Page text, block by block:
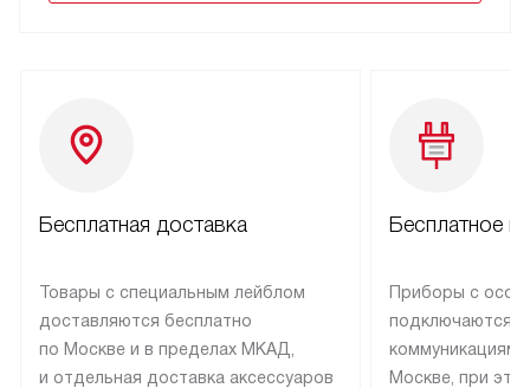
Бесплатная доставка
Товары с специальным лейблом
доставляются бесплатно
по Москве и в пределах МКАД,
и отдельная доставка аксессуаров
Бесплатное
Приборы с
подключаются к
коммуникациям
Москве, при